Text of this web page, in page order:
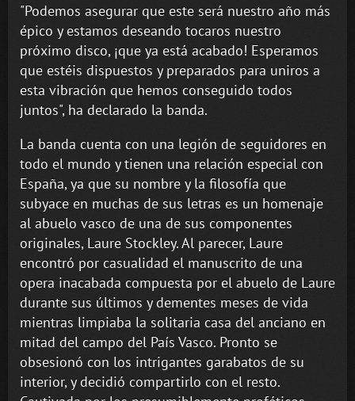
"Podemos asegurar que este será nuestro año más
épico y estamos deseando tocaros nuestro
próximo disco, ¡que ya está acabado! Esperamos
que estéis dispuestos y preparados para uniros a
esta vibración que hemos conseguido todos
juntos", ha declarado la banda.
La banda cuenta con una legión de seguidores en
todo el mundo y tienen una relación especial con
España, ya que su nombre y la filosofía que
subyace en muchas de sus letras es un homenaje
al abuelo vasco de una de sus componentes
originales, Laure Stockley. Al parecer, Laure
encontró por casualidad el manuscrito de una
opera inacabada compuesta por el abuelo de Laure
durante sus últimos y dementes meses de vida
mientras limpiaba la solitaria casa del anciano en
mitad del campo del País Vasco. Pronto se
obsesionó con los intrigantes garabatos de su
interior, y decidió compartirlo con el resto.